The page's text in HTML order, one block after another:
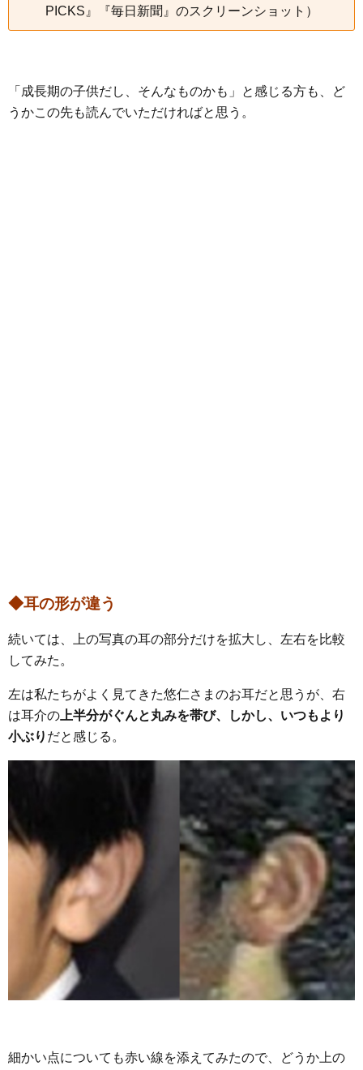
PICKS』『毎日新聞』のスクリーンショット）
「成長期の子供だし、そんなものかも」と感じる方も、ど
うかこの先も読んでいただければと思う。
◆耳の形が違う
続いては、上の写真の耳の部分だけを拡大し、左右を比較
してみた。
左は私たちがよく見てきた悠仁さまのお耳だと思うが、右
は耳介の 上半分がぐんと丸みを帯び、しかし、いつもより
小ぶり だと感じる。
細かい点についても赤い線を添えてみたので、どうか上の